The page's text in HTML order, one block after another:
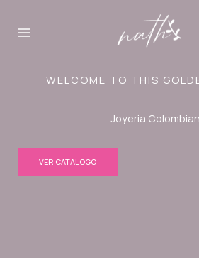
WELCOME TO THIS
Joyeria
VER CATALOGO